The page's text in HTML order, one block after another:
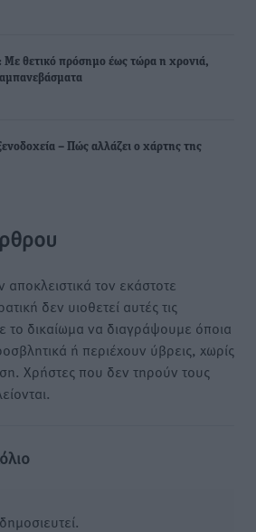
Με θετικό πρόσημο έως τώρα η χρονιά,
– Πώς αλλάζει ο χάρτης της
τον εκάστοτε
δεν υιοθετεί αυτές τις
το δικαίωμα να διαγράψουμε όποια
ή περιέχουν ύβρεις, χωρίς
Χρήστες που δεν τηρούν τους